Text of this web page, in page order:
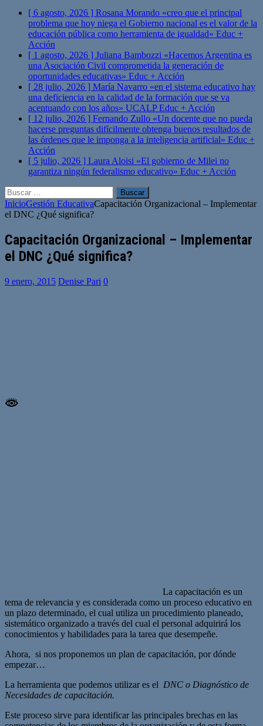
[ 6 agosto, 2026 ] Rosana Morando «creo que el principal
problema que hoy niega el Gobierno nacional es el valor de la
educación pública como herramienta de igualdad» Educ +
Acción
[ 1 agosto, 2026 ] Juliana Bambozzi «Hacemos Argentina es
una Asociación Civil comprometida la generación de
oportunidades educativas» Educ + Acción
[ 28 julio, 2026 ] María Navarro «en el sistema educativo hay
una deficiencia en la calidad de la formación que se va
acentuando con los años» UCALPEduc + Acción
[ 12 julio, 2026 ] Fernando Zullo «Un docente que no pueda
hacerse preguntas difícilmente obtenga buenos resultados de
las órdenes que le imponga a la inteligencia artificial» Educ +
Acción
[ 5 julio, 2026 ] Laura Aloisi «El gobierno de Milei no
garantiza ningún federalismo educativo» Educ + Acción
Buscar:
InicioGestión EducativaCapacitación Organizacional – Implementar
el DNC ¿Qué significa?
Capacitación Organizacional – Implementar
el DNC ¿Qué significa?
9 enero, 2015 Denise Pari 0
La capacitación es un
tema de relevancia y es considerada como un proceso educativo en
un plazo determinado, el cual utiliza un procedimiento planeado,
sistemático organizado a través del cual el personal adquirirá los
conocimientos y habilidades para la tarea que desempeñe.
Ahora, si nos proponemos un plan de capacitación, por dónde
empezar…
La herramienta que podemos utilizar es el DNC o Diagnóstico de
Necesidades de capacitación.
Este proceso sirve para identificar las principales brechas en las